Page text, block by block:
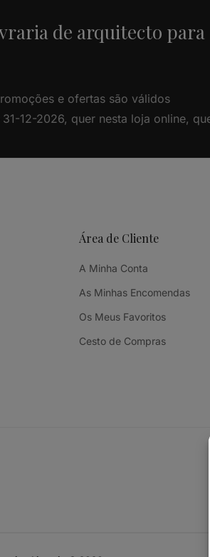
de arquitecto
e ofertas são válidos
12-2026, quer nesta loja online,
Área de Cliente
A Minha Conta
As Minhas Encomendas
Os Meus Favoritos
Cesto de Compras